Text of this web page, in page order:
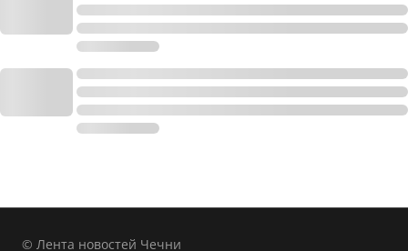
© Лента новостей Чечни